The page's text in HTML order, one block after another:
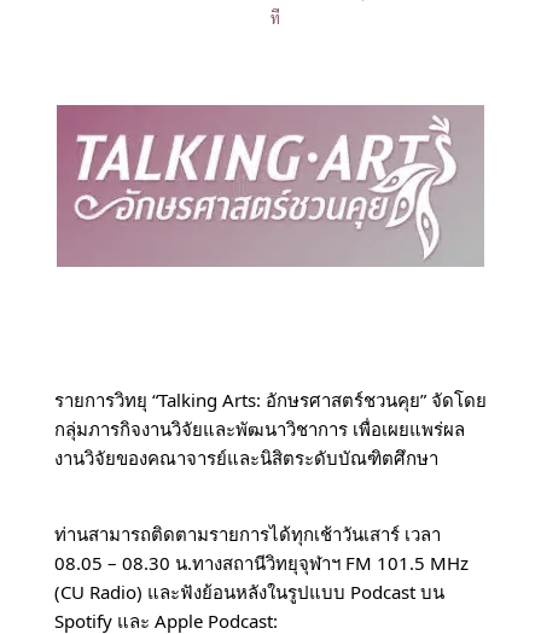
ที
รายการวิทยุ “Talking Arts: อักษรศาสตร์ชวนคุย” จัดโดย
กลุ่มภารกิจงานวิจัยและพัฒนาวิชาการ เพื่อเผยแพร่ผล
งานวิจัยของคณาจารย์และนิสิตระดับบัณฑิตศึกษา
ท่านสามารถติดตามรายการได้ทุกเช้าวันเสาร์ เวลา
08.05 – 08.30 น.ทางสถานีวิทยุจุฬาฯ FM 101.5 MHz
(CU Radio) และฟังย้อนหลังในรูปแบบ Podcast บน